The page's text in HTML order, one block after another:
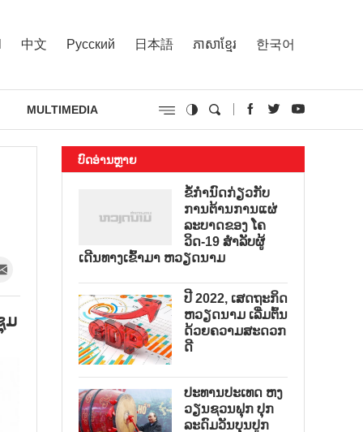
中文 Русский 日本語 ភាសាខ្មែរ 한국어
MULTIMEDIA
ມ
ບົດອ່ານຫຼາຍ
ຂໍ້ກຳນົດກ່ຽວກັບ
ການຕ້ານການແຜ່
ລະບາດຂອງ ໂຄ
ວິດ-19 ສຳລັບຜູ້
ເດີນທາງເຂົ້າມາ ຫວຽດນາມ
ປີ 2022, ເສດຖະກິດ
ຫວຽດນາມ ເລີ່ມຕົ້ນ
ດ້ວຍຄວາມສະດວກ
ດີ
ປະທານປະເທດ ຫງ
ວຽນຊວນຟຸກ ປຸກ
ລະດົມວັນບຸນປູກ